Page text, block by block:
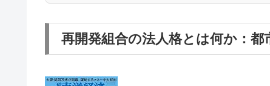
再開発組合の法人格とは何か：都